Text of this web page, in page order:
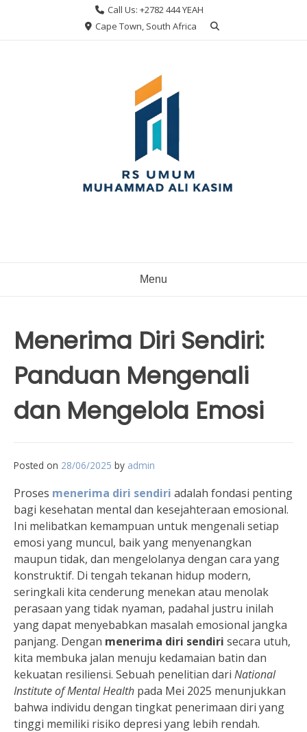
Call Us: +2782 444 YEAH
Cape Town, South Africa
Menu
Menerima Diri Sendiri:
Panduan Mengenali
dan Mengelola Emosi
Posted on 28/06/2025 by admin
Proses menerima diri sendiri adalah fondasi penting
bagi kesehatan mental dan kesejahteraan emosional.
Ini melibatkan kemampuan untuk mengenali setiap
emosi yang muncul, baik yang menyenangkan
maupun tidak, dan mengelolanya dengan cara yang
konstruktif. Di tengah tekanan hidup modern,
seringkali kita cenderung menekan atau menolak
perasaan yang tidak nyaman, padahal justru inilah
yang dapat menyebabkan masalah emosional jangka
panjang. Dengan menerima diri sendiri secara utuh,
kita membuka jalan menuju kedamaian batin dan
kekuatan resiliensi. Sebuah penelitian dari National
Institute of Mental Health pada Mei 2025 menunjukkan
bahwa individu dengan tingkat penerimaan diri yang
tinggi memiliki risiko depresi yang lebih rendah.